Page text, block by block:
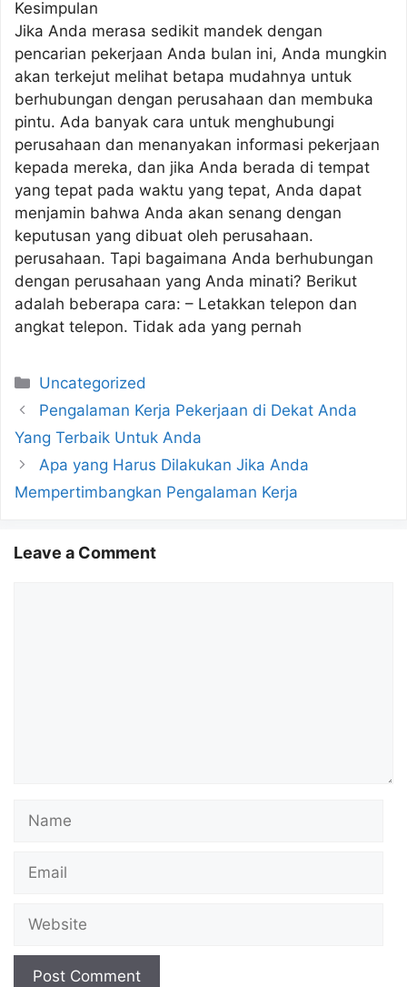
Kesimpulan
Jika Anda merasa sedikit mandek dengan
pencarian pekerjaan Anda bulan ini, Anda mungkin
akan terkejut melihat betapa mudahnya untuk
berhubungan dengan perusahaan dan membuka
pintu. Ada banyak cara untuk menghubungi
perusahaan dan menanyakan informasi pekerjaan
kepada mereka, dan jika Anda berada di tempat
yang tepat pada waktu yang tepat, Anda dapat
menjamin bahwa Anda akan senang dengan
keputusan yang dibuat oleh perusahaan.
perusahaan. Tapi bagaimana Anda berhubungan
dengan perusahaan yang Anda minati? Berikut
adalah beberapa cara: – Letakkan telepon dan
angkat telepon. Tidak ada yang pernah
Categories
Uncategorized
Pengalaman Kerja Pekerjaan di Dekat Anda
Yang Terbaik Untuk Anda
Apa yang Harus Dilakukan Jika Anda
Mempertimbangkan Pengalaman Kerja
Leave a Comment
Name
Email
Website